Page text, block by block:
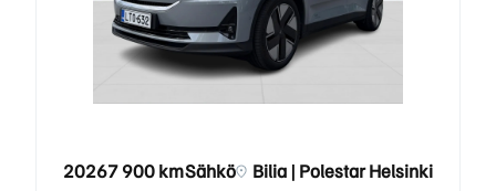
20267 900 kmSähkö Bilia | Polestar Helsinki